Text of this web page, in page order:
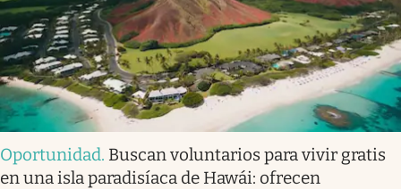
Oportunidad. Buscan voluntarios para vivir gratis
en una isla paradisíaca de Hawái: ofrecen